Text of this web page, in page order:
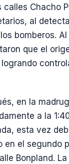
Chacho
al
bomberos.
que el
en la
a la
esta vez
en el segundo
Bonpland.